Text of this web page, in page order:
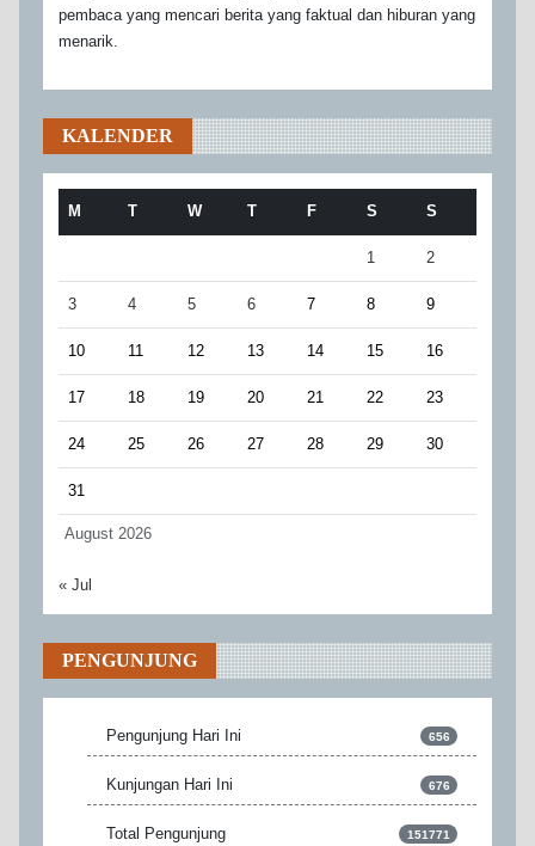
pembaca yang mencari berita yang faktual dan hiburan yang
menarik.
KALENDER
August 2026
M T W T F S S
1 2
3 4 5 6 7 8 9
10 11 12 13 14 15 16
17 18 19 20 21 22 23
24 25 26 27 28 29 30
31
« Jul
PENGUNJUNG
Pengunjung Hari Ini 656
Kunjungan Hari Ini 676
Total Pengunjung 151771